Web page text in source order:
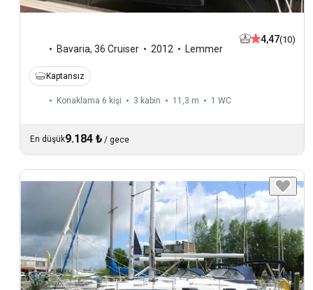
Bavaria, 36 Cruiser 2012 Lemmer
4,47(10)
Kaptansız
Konaklama 6 kişi 3 kabin 11,3 m 1 WC
En düşük9.184 ₺ / gece